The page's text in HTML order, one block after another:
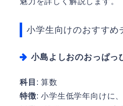
小学生向けのおすすめ
小島よしおのおっぱっ
科目 : 算数
特徴: 小学生低学年向けに